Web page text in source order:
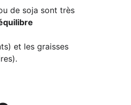
de soja sont très
et les graisses